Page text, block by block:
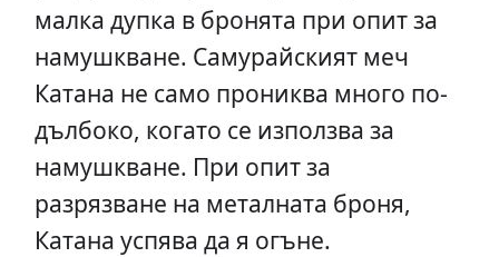
малка дупка в бронята при опит за
намушкване. Самурайският меч
Катана не само прониква много по-
дълбоко, когато се използва за
намушкване. При опит за
разрязване на металната броня,
Катана успява да я огъне.